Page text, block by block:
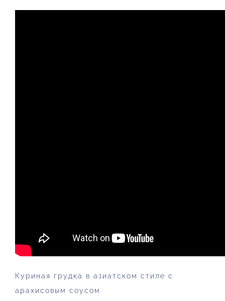
Куриная грудка в азиатском стиле с
арахисовым соусом